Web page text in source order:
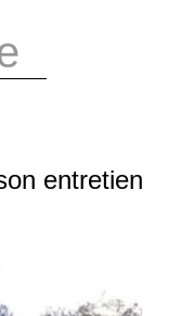
entretien